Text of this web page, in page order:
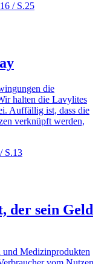
/ S.25
die
halten die Lavylites
Auffällig ist, dass die
verknüpft werden,
S.13
der sein Geld
und Medizinprodukten